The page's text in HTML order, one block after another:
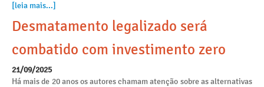
[leia mais...]
Desmatamento legalizado será
combatido com investimento zero
21/09/2025
Há mais de 20 anos os autores chamam atenção sobre as alternativas